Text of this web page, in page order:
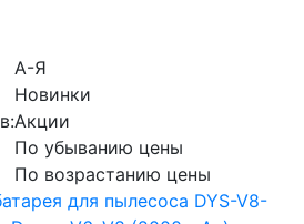
А-Я
Новинки
Акции
По убыванию цены
По возрастанию цены